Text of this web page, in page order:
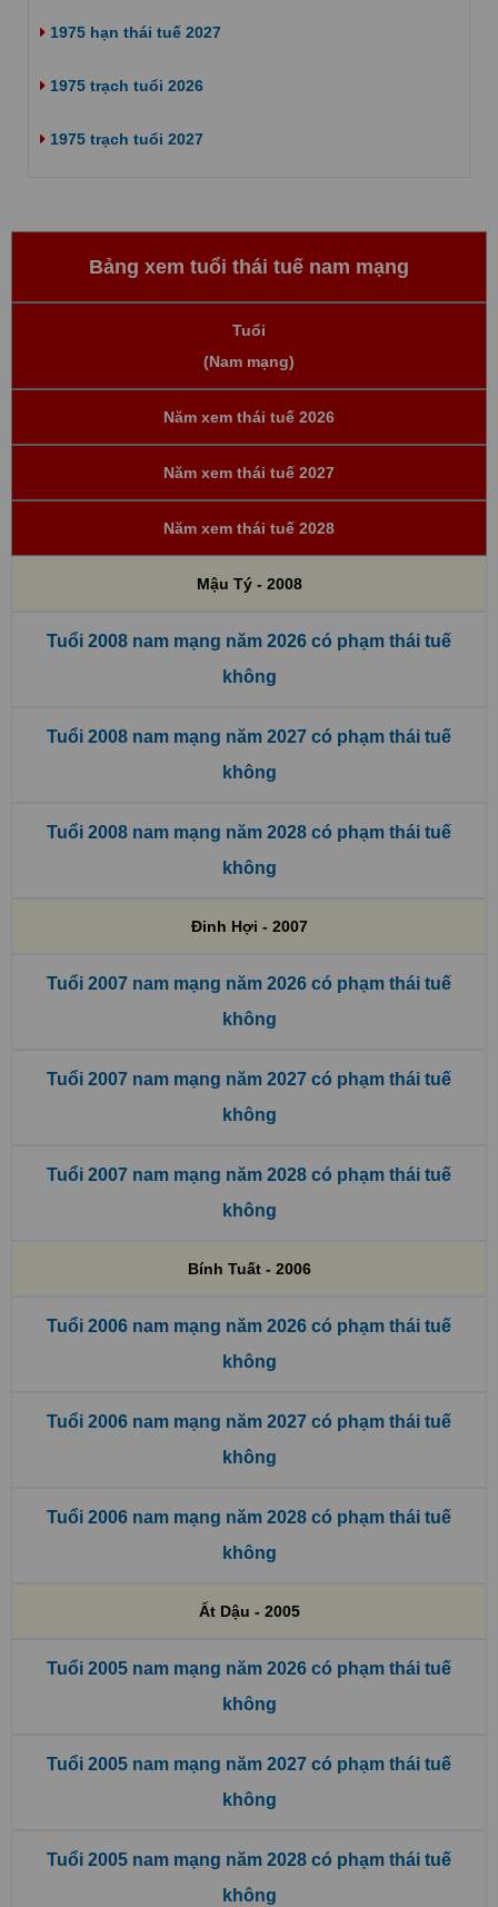
1975 hạn thái tuế 2027
1975 trạch tuổi 2026
1975 trạch tuổi 2027
Bảng xem tuổi thái tuế nam mạng
Tuổi
(Nam mạng)
Năm xem thái tuế 2026
Năm xem thái tuế 2027
Năm xem thái tuế 2028
Mậu Tý - 2008
Tuổi 2008 nam mạng năm 2026 có phạm thái tuế
không
Tuổi 2008 nam mạng năm 2027 có phạm thái tuế
không
Tuổi 2008 nam mạng năm 2028 có phạm thái tuế
không
Đinh Hợi - 2007
Tuổi 2007 nam mạng năm 2026 có phạm thái tuế
không
Tuổi 2007 nam mạng năm 2027 có phạm thái tuế
không
Tuổi 2007 nam mạng năm 2028 có phạm thái tuế
không
Bính Tuất - 2006
Tuổi 2006 nam mạng năm 2026 có phạm thái tuế
không
Tuổi 2006 nam mạng năm 2027 có phạm thái tuế
không
Tuổi 2006 nam mạng năm 2028 có phạm thái tuế
không
Ất Dậu - 2005
Tuổi 2005 nam mạng năm 2026 có phạm thái tuế
không
Tuổi 2005 nam mạng năm 2027 có phạm thái tuế
không
Tuổi 2005 nam mạng năm 2028 có phạm thái tuế
không